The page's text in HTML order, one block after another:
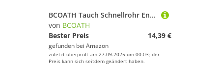
BCOATH Tauch Schnellrohr Entladeklemme Schlauchschnalle Tauchausrüstung Tauchschlauchhalter Clip Tauchschlauchhaken Tauchschlauchzubehör Tauchclip Tauchausrüstungshalter Pom
von BCOATH
Bester Preis
14,39 €
gefunden bei Amazon
zuletzt überprüft am 27.09.2025 um 00:03; der
Preis kann sich seitdem geändert haben.